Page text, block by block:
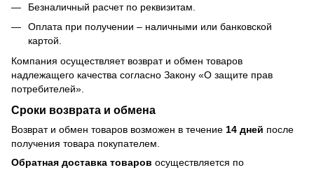
Безналичный расчет по реквизитам.
Оплата при получении – наличными или банковской
картой.
Компания осуществляет возврат и обмен товаров
надлежащего качества согласно Закону «О защите прав
потребителей»
Сроки возврата и обмена
Возврат и обмен товаров возможен в течение 14 дней после
получения товара покупателем.
Обратная доставка товаров осуществляется по